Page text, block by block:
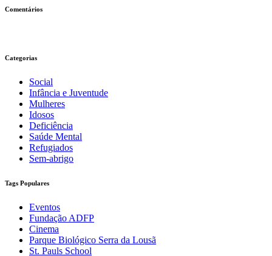
Comentários
Categorias
Social
Infância e Juventude
Mulheres
Idosos
Deficiência
Saúde Mental
Refugiados
Sem-abrigo
Tags Populares
Eventos
Fundação ADFP
Cinema
Parque Biológico Serra da Lousã
St. Pauls School